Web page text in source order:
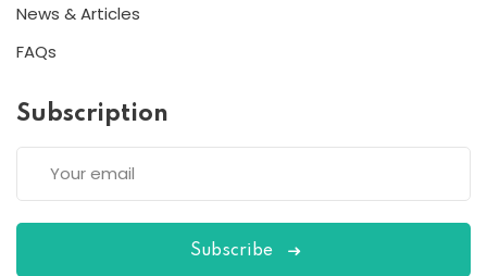
News & Articles
FAQs
Subscription
Subscribe